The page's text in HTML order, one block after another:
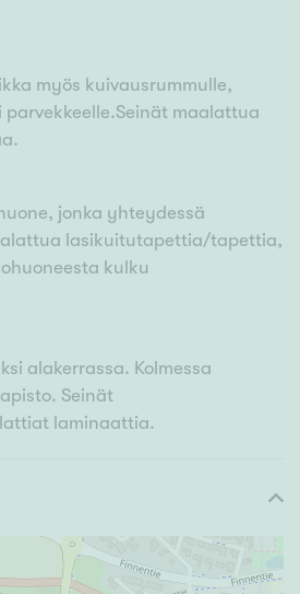
myös kuivausrummulle,
parvekkeelle.Seinät maalattua
jonka yhteydessä
lasikuitutapettia/tapettia,
kulku
alakerrassa. Kolmessa
Seinät
laminaattia.